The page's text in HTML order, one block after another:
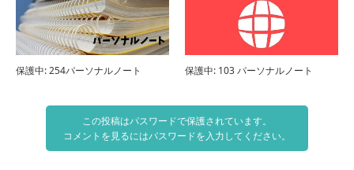
保護中: 254パーソナルノート 保護中: 103 パーソナルノート
この投稿はパスワードで保護されています。
コメントを見るにはパスワードを入力してください。